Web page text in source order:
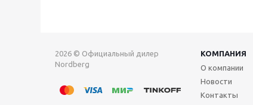
2026 © Официальный дилер
Nordberg
КОМПАНИЯ
О компании
Новости
Контакты